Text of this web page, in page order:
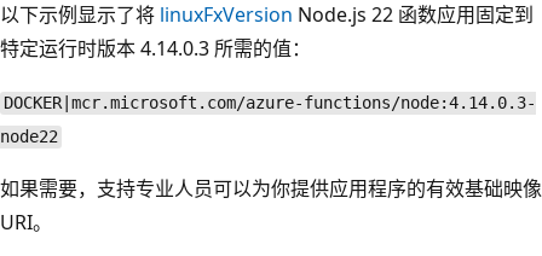
以下示例显示了将 linuxFxVersion Node.js 22 函数应用固定到
特定运行时版本 4.14.0.3 所需的值：
DOCKER|mcr.microsoft.com/azure-functions/node:4.14.0.3-
node22
如果需要，支持专业人员可以为你提供应用程序的有效基础映像
URI。